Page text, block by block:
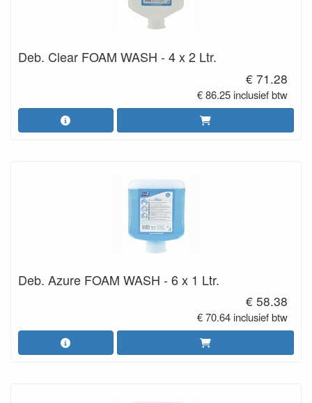
Deb. Clear FOAM WASH - 4 x 2 Ltr.
€ 71.28
€ 86.25 inclusief btw
Deb. Azure FOAM WASH - 6 x 1 Ltr.
€ 58.38
€ 70.64 inclusief btw